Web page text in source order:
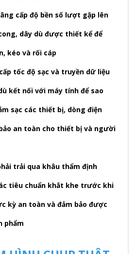
cấp độ bền số lượt gập lên
dây dù được thiết kể để
kéo và rối cáp
tốc độ sạc và truyền dữ liệu
kết nối với máy tính để sao
sạc các thiết bị, dòng điện
an toàn cho thiết bị và người
trải qua khâu thẩm định
tiêu chuẩn khắt khe trước khi
kỳ an toàn và đảm bảo được
phẩm